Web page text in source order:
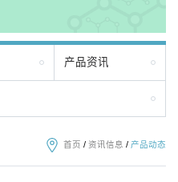
产品资讯
首页 / 资讯信息 / 产品动态